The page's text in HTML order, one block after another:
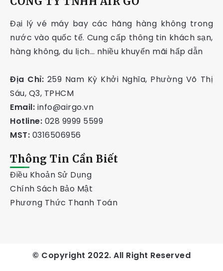
Đại lý vé máy bay các hãng hàng không trong
nước vào quốc tế. Cung cấp thông tin khách sạn,
hàng không, du lịch… nhiều khuyến mãi hấp dẫn
Địa Chỉ: 259 Nam Kỳ Khởi Nghĩa, Phường Võ Thị
Sáu, Q3, TPHCM
Email: info@airgo.vn
Hotline: 028 9999 5599
MST: 0316506956
Thông Tin Cần Biết
Điều Khoản Sử Dụng
Chính Sách Bảo Mật
Phương Thức Thanh Toán
© Copyright 2022. All Right Reserved